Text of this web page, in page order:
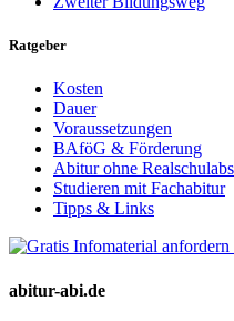
Ratgeber
Kosten
Dauer
Voraussetzungen
BAföG & Förderung
Abitur ohne
Studieren mit Fachabitur
Tipps & Links
abitur-abi.de